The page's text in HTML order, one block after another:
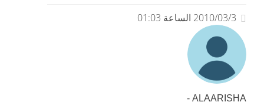
2010/03/3 الساعة 01:03
ALAARISHA -